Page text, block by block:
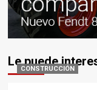
Le puede
CONSTRUCCIÓN